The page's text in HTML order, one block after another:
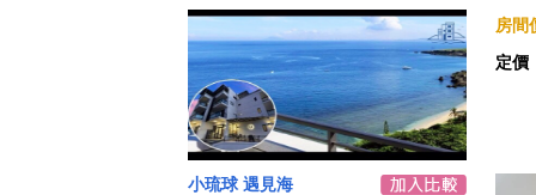
小琉球 遇見海
房間
定價